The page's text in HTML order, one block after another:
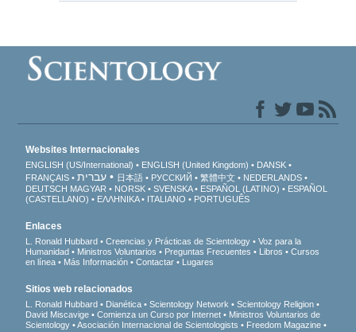
Websites Internacionales
ENGLISH (US/International) ENGLISH (United Kingdom)
DANSK
FRANÇAIS
עברית 日本語 РУССКИЙ 繁體中文
NEDERLANDS
DEUTSCH MAGYAR NORSK SVENSKA ESPAÑOL (LATINO)
ESPAÑOL
(CASTELLANO)
ΕΛΛΗΝΙΚA ITALIANO PORTUGUÊS
Enlaces
L. Ronald Hubbard Creencias y Prácticas de Scientology
Voz para la
Humanidad
Ministros Voluntarios Preguntas Frecuentes Libros
Cursos
en línea
Más Información Contactar Lugares
Sitios web relacionados
L. Ronald Hubbard Dianética Scientology Network
Scientology Religion
David Miscavige
Comienza un Curso por Internet
Ministros Voluntarios de
Scientology
Asociación Internacional de Scientologists
Freedom Magazine